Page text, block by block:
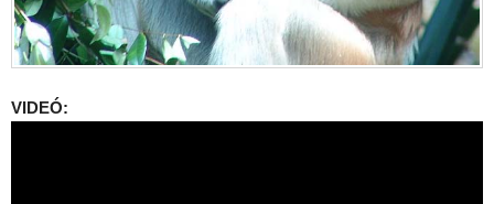
VIDEÓ: